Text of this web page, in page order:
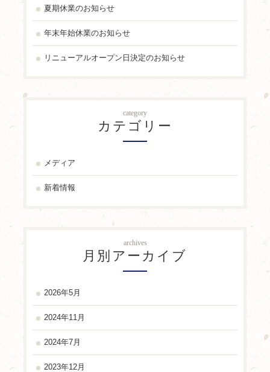
夏期休業のお知らせ
年末年始休業のお知らせ
リニューアルオープン日決定のお知らせ
category
カテゴリー
メディア
新着情報
archives
月別アーカイブ
2026年5月
2024年11月
2024年7月
2023年12月